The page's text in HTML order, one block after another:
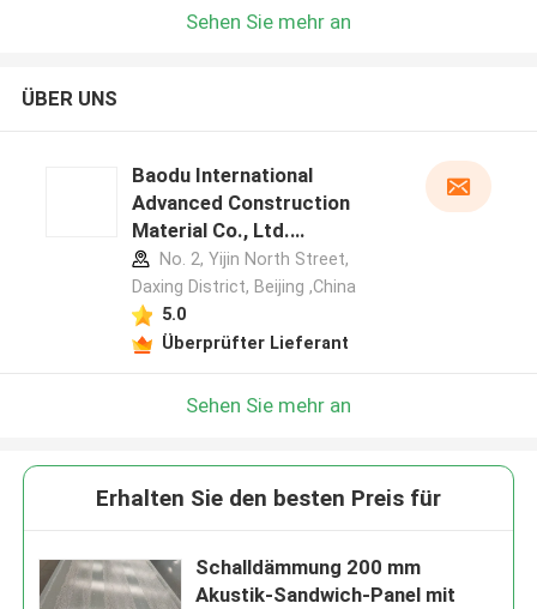
Sehen Sie mehr an
ÜBER UNS
Baodu International
Advanced Construction
Material Co., Ltd.
Herstellerprofil
No. 2, Yijin North Street,
Daxing District, Beijing ,China
5.0
Überprüfter Lieferant
Sehen Sie mehr an
Erhalten Sie den besten Preis für
Schalldämmung 200 mm
Akustik-Sandwich-Panel mit